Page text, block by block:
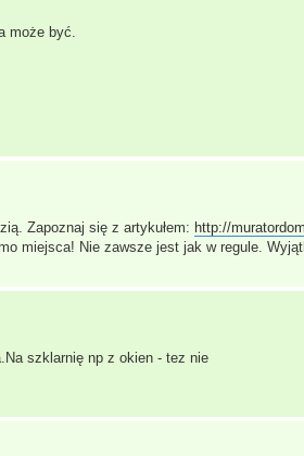
może być.
Zapoznaj się z artykułem: http://
miejsca! Nie zawsze jest jak w regule.
szklarnię np z okien - tez nie